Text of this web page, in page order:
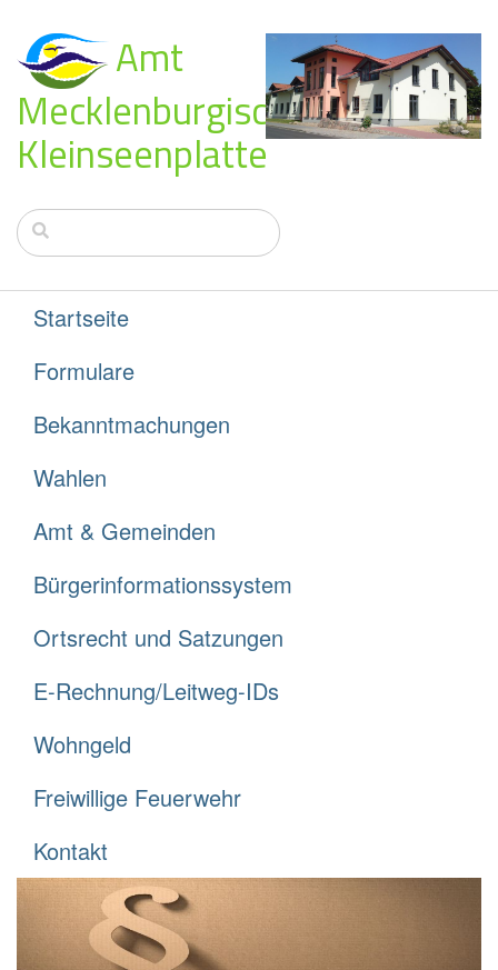
Amt
Mecklenburgische
Kleinseenplatte
Startseite
Formulare
Bekanntmachungen
Wahlen
Amt & Gemeinden
Bürgerinformationssystem
Ortsrecht und Satzungen
E-Rechnung/Leitweg-IDs
Wohngeld
Freiwillige Feuerwehr
Kontakt